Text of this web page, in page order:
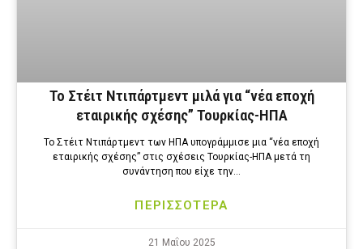
Το Στέιτ Ντιπάρτμεντ μιλά για “νέα εποχή
εταιρικής σχέσης” Τουρκίας-ΗΠΑ
Το Στέιτ Ντιπάρτμεντ των ΗΠΑ υπογράμμισε μια “νέα εποχή
εταιρικής σχέσης” στις σχέσεις Τουρκίας-ΗΠΑ μετά τη
συνάντηση που είχε την…
ΠΕΡΙΣΣΟΤΕΡΑ
21 Μαΐου 2025